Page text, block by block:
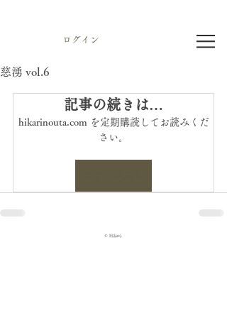
ログイン
慈湧 vol.6
記事の続きは…
hikarinouta.com を定期購読してお読みくだ
さい。
© Hikari.